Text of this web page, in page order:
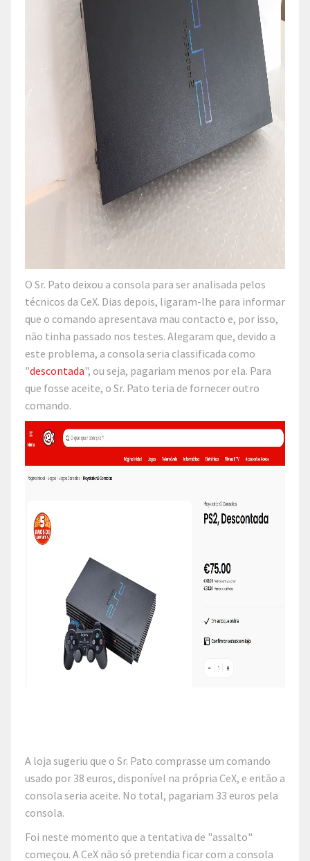
O Sr. Pato deixou a consola para ser analisada pelos
técnicos da CeX. Dias depois, ligaram-lhe para informar
que o comando apresentava mau contacto e, por isso,
não tinha passado nos testes. Alegaram que, devido a
este problema, a consola seria classificada como
"descontada", ou seja, pagariam menos por ela. Para
que fosse aceite, o Sr. Pato teria de fornecer outro
comando.
A loja sugeriu que o Sr. Pato comprasse um comando
usado por 38 euros, disponível na própria CeX, e então a
consola seria aceite. No total, pagariam 33 euros pela
consola.
Foi neste momento que a tentativa de "assalto"
começou. A CeX não só pretendia ficar com a consola